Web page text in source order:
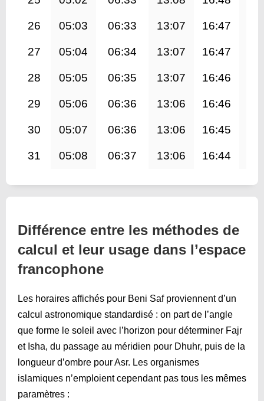
26 05:03 06:33 13:07 16:47
27 05:04 06:34 13:07 16:47
28 05:05 06:35 13:07 16:46
29 05:06 06:36 13:06 16:46
30 05:07 06:36 13:06 16:45
31 05:08 06:37 13:06 16:44
Différence entre les méthodes de
calcul et leur usage dans l’espace
francophone
Les horaires affichés pour Beni Saf proviennent d’un
calcul astronomique standardisé : on part de l’angle
que forme le soleil avec l’horizon pour déterminer Fajr
et Isha, du passage au méridien pour Dhuhr, puis de la
longueur d’ombre pour Asr. Les organismes
islamiques n’emploient cependant pas tous les mêmes
paramètres :